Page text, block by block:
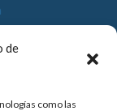
de
como las